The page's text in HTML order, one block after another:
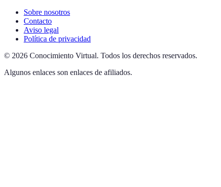
Sobre nosotros
Contacto
Aviso legal
Política de privacidad
© 2026 Conocimiento Virtual. Todos los derechos reservados.
Algunos enlaces son enlaces de afiliados.